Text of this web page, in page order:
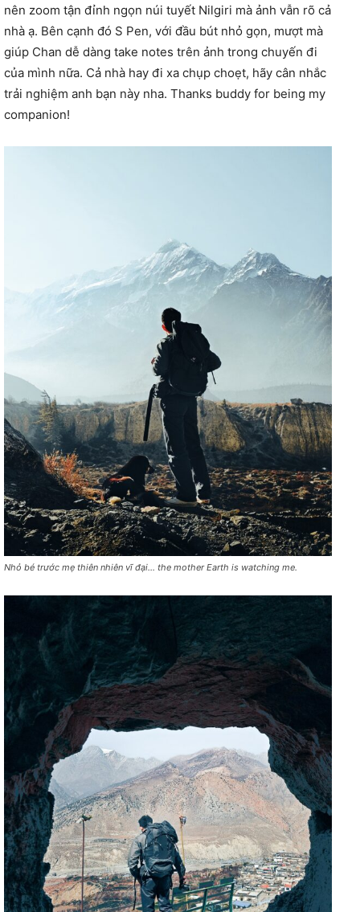
nên zoom tận đỉnh ngọn núi tuyết Nilgiri mà ảnh vẫn rõ cả
nhà ạ. Bên cạnh đó S Pen, với đầu bút nhỏ gọn, mượt mà
giúp Chan dễ dàng take notes trên ảnh trong chuyến đi
của mình nữa. Cả nhà hay đi xa chụp choẹt, hãy cân nhắc
trải nghiệm anh bạn này nha. Thanks buddy for being my
companion!
Nhỏ bé trước mẹ thiên nhiên vĩ đại… the mother Earth is watching me.